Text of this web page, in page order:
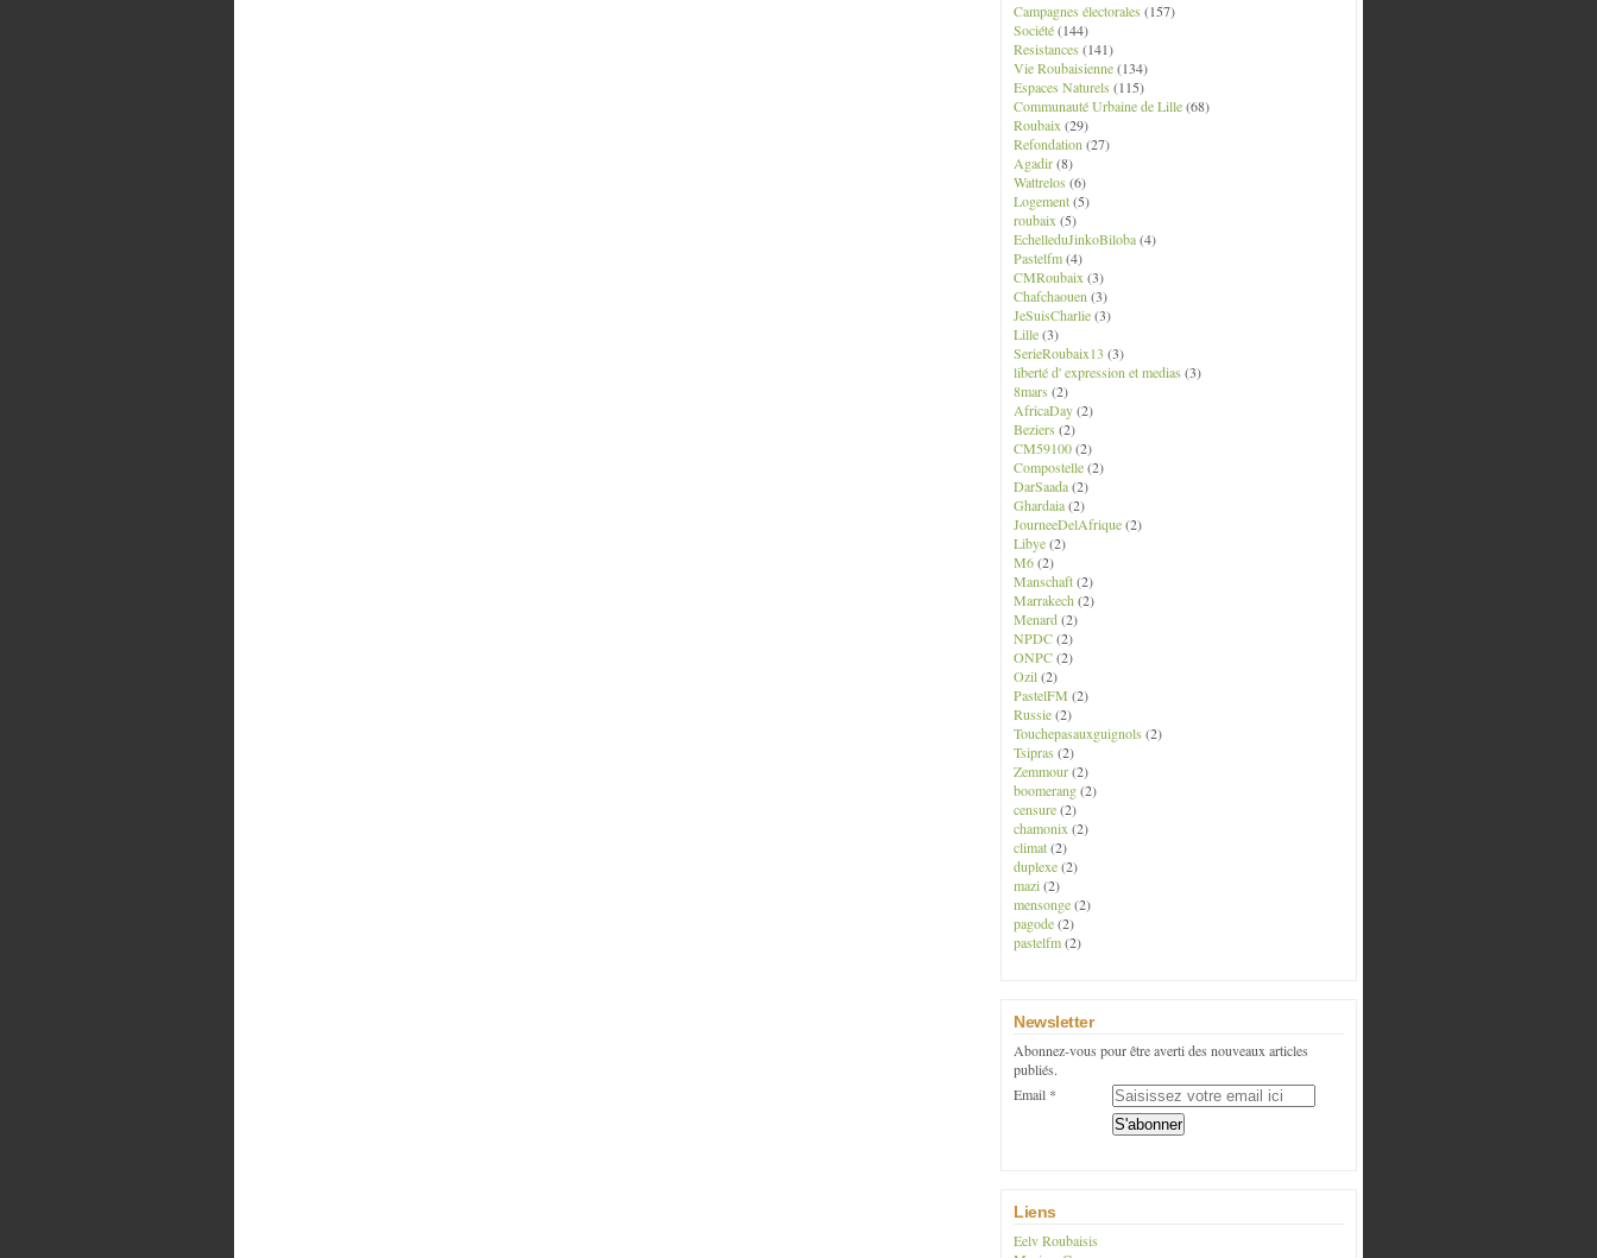
Campagnes électorales (157)
Société(144)
Resistances (141)
Vie Roubaisienne(134)
Espaces Naturels (115)
Communauté Urbaine de Lille(68)
Roubaix (29)
Refondation (27)
Agadir(8)
Wattrelos (6)
Logement(5)
roubaix (5)
EchelleduJinkoBiloba(4)
Pastelfm(4)
CMRoubaix (3)
Chafchaouen (3)
JeSuisCharlie(3)
Lille(3)
SerieRoubaix13 (3)
liberté d' expression et medias (3)
8mars (2)
AfricaDay(2)
Beziers (2)
CM59100(2)
Compostelle(2)
DarSaada(2)
Ghardaia(2)
JourneeDelAfrique(2)
Libye(2)
M6(2)
Manschaft(2)
Marrakech (2)
Menard(2)
NPDC(2)
ONPC(2)
Ozil(2)
PastelFM (2)
Russie(2)
Touchepasauxguignols (2)
Tsipras (2)
Zemmour(2)
boomerang(2)
censure(2)
chamonix (2)
climat(2)
duplexe(2)
mazi(2)
mensonge(2)
pagode(2)
pastelfm(2)
Newsletter
Abonnez-vous pour être averti des nouveaux articles
publiés.
Email
Liens
Eelv Roubaisis